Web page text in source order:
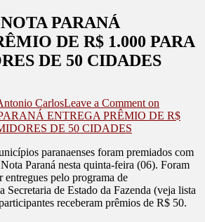
PARANÁ
DE R$ 1.000 PARA
DE 50 CIDADES
CarlosLeave a Comment on
ENTREGA PRÊMIO DE R$
DE 50 CIDADES
paranaenses foram premiados com
Paraná nesta quinta-feira (06). Foram
entregues pelo programa de
Secretaria de Estado da Fazenda (veja lista
receberam prêmios de R$ 50.